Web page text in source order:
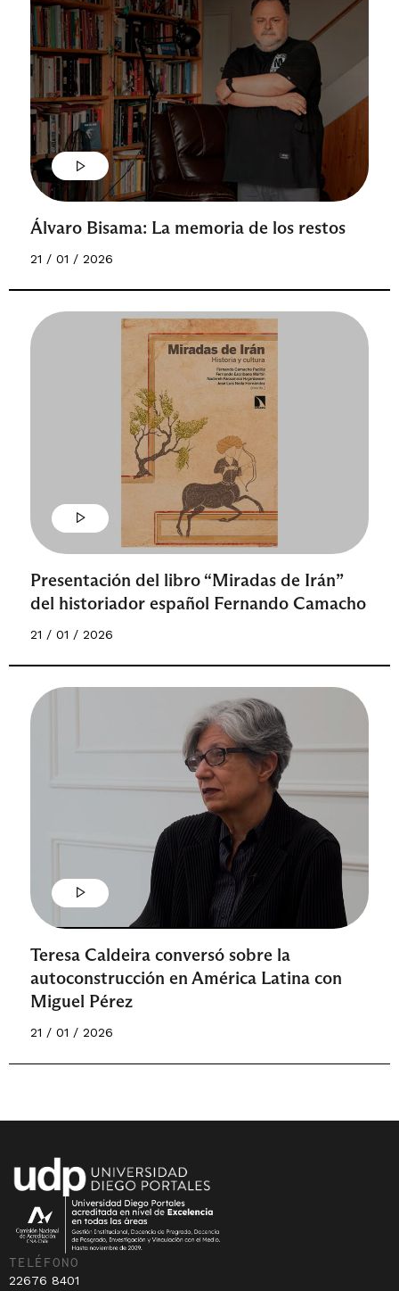
Álvaro Bisama: La memoria de los restos
21 / 01 / 2026
Presentación del libro “Miradas de Irán”
del historiador español Fernando Camacho
21 / 01 / 2026
Teresa Caldeira conversó sobre la
autoconstrucción en América Latina con
Miguel Pérez
21 / 01 / 2026
TELÉFONO
22676 8401